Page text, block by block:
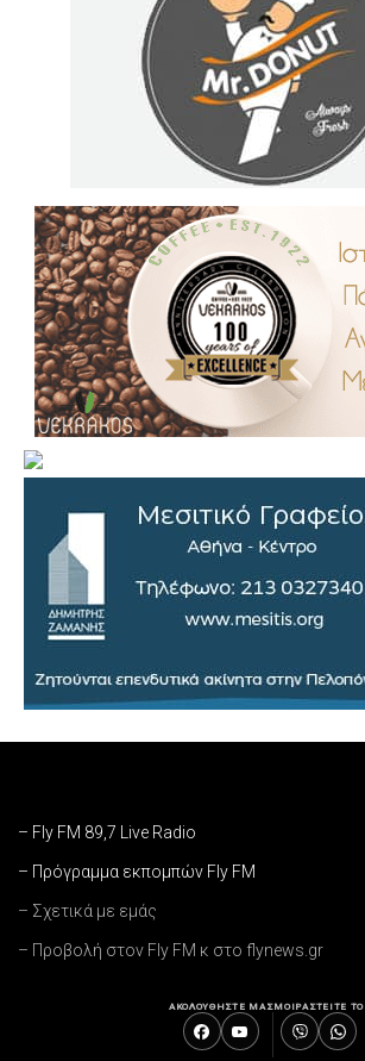
– Fly FM 89,7 Live Radio
– Πρόγραμμα εκπομπών Fly FM
– Σχετικά με εμάς
– Προβολή στον Fly FM κ στο flynews.gr
ΑΚΟΛΟΥΘΗΣΤΕ ΜΑΣΜΟΙΡΑΣΤΕΙΤΕ ΤΟ